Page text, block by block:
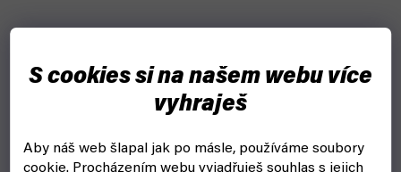
S cookies si na našem webu více
vyhraješ
Aby náš web šlapal jak po másle, používáme soubory
cookie. Procházením webu vyjadřuješ souhlas s jejich